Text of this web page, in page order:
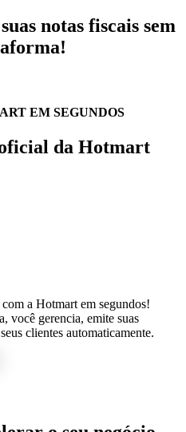
notas fiscais sem
EM SEGUNDOS
da Hotmart
a Hotmart em segundos!
você gerencia, emite suas
clientes automaticamente.